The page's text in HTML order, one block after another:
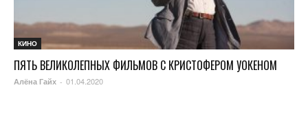
КИНО
ПЯТЬ ВЕЛИКОЛЕПНЫХ ФИЛЬМОВ С КРИСТОФЕРОМ УОКЕНОМ
Алёна Гайх - 01.04.2020